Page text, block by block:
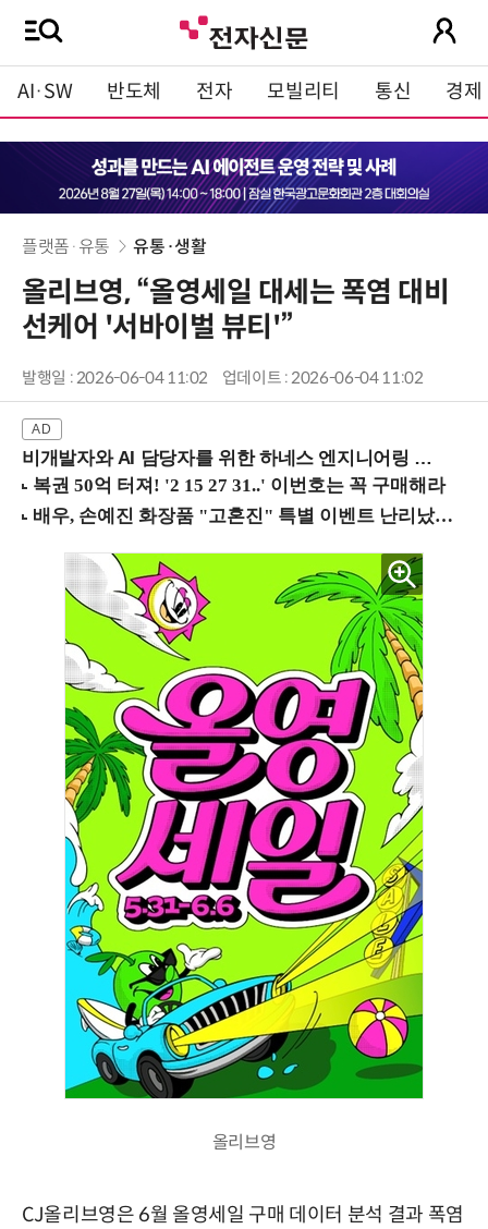
AI·SW 반도체 전자 모빌리티 통신 경제
플랫폼·유통 유통·생활
올리브영, “올영세일 대세는 폭염 대비
선케어 '서바이벌 뷰티'”
발행일 : 2026-06-04 11:02 업데이트 : 2026-06-04 11:02
비개발자와 AI 담당자를 위한 하네스 엔지니어링 입문과정 (8/20 신논현역)
올리브영
CJ올리브영은 6월 올영세일 구매 데이터 분석 결과 폭염